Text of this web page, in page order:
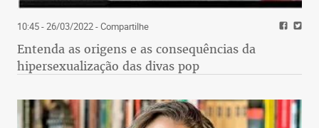
10:45 - 26/03/2022- Compartilhe
Entenda as origens e as consequências da
hipersexualização das divas pop